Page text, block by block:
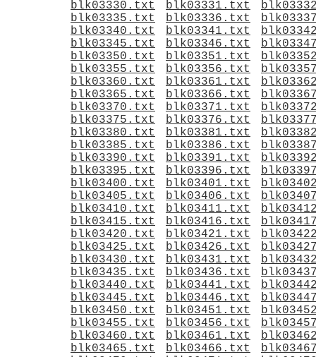
blk03330.txt
blk03331.txt
blk03335.txt
blk03336.txt
blk03340.txt
blk03341.txt
blk03345.txt
blk03346.txt
blk03350.txt
blk03351.txt
blk03355.txt
blk03356.txt
blk03360.txt
blk03361.txt
blk03365.txt
blk03366.txt
blk03370.txt
blk03371.txt
blk03375.txt
blk03376.txt
blk03380.txt
blk03381.txt
blk03385.txt
blk03386.txt
blk03390.txt
blk03391.txt
blk03395.txt
blk03396.txt
blk03400.txt
blk03401.txt
blk03405.txt
blk03406.txt
blk03410.txt
blk03411.txt
blk03415.txt
blk03416.txt
blk03420.txt
blk03421.txt
blk03425.txt
blk03426.txt
blk03430.txt
blk03431.txt
blk03435.txt
blk03436.txt
blk03440.txt
blk03441.txt
blk03445.txt
blk03446.txt
blk03450.txt
blk03451.txt
blk03455.txt
blk03456.txt
blk03460.txt
blk03461.txt
blk03465.txt
blk03466.txt